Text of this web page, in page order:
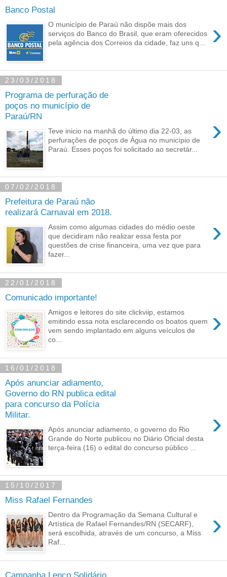
Banco Postal
›
O município de Paraú não dispõe mais dos
serviços do Banco do Brasil, que eram oferecidos
pela agência dos Correios da cidade, faz uns q...
23/03/2018
Programa de perfuração de
poços no município de
Paraú/RN
›
Teve inicio na manhã do último dia 22-03, as
perfurações de poços de Água no município de
Paraú. Esses poços foi solicitado ao secretár...
07/02/2018
Prefeitura de Paraú não
realizará Carnaval em 2018.
›
Assim como algumas cidades do médio oeste
que decidiram não realizar essa festa por
questões de crise financeira, uma vez que para
fazer...
22/01/2018
Comunicado importante!
›
Amigos e leitores do site clickviip, estamos
emitindo essa nota esclarecendo os boatos quem
vem sendo implantado em alguns veículos de
co...
16/01/2018
Após anunciar adiamento,
Governo do RN publica edital
para concurso da Polícia
Militar.
›
Após anunciar adiamento, o governo do Rio
Grande do Norte publicou no Diário Oficial desta
terça-feira (16) o edital do concurso público ...
15/10/2017
Miss Rafael Fernandes
›
Dentro da Programação da Semana Cultural e
Artística de Rafael Fernandes/RN (SECARF),
será escolhida, através de um concurso, a Miss
Raf...